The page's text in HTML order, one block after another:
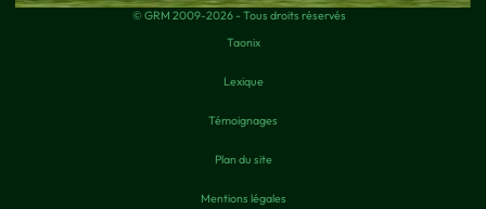
© GRM 2009-2026 - Tous droits réservés
Taonix
Lexique
Témoignages
Plan du site
Mentions légales